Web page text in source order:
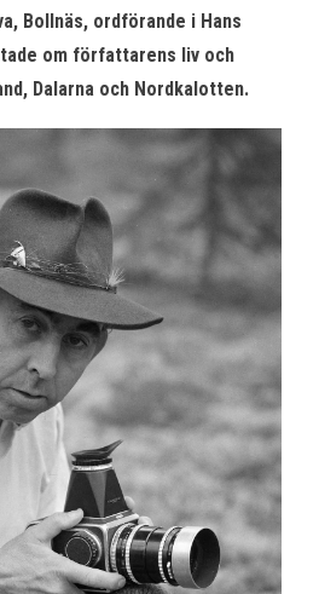
Bollnäs, ordförande i Hans
om författarens liv och
Dalarna och Nordkalotten.